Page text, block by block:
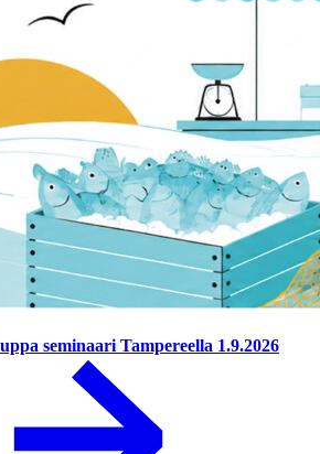
seminaari Tampereella 1.9.2026